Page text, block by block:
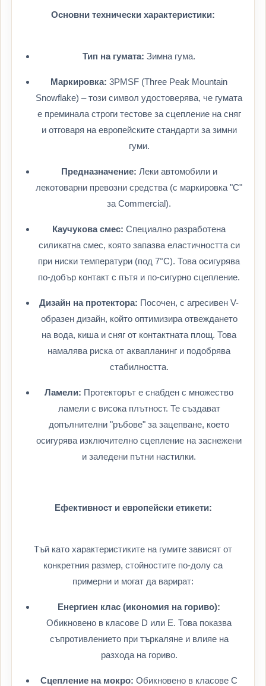
Основни технически характеристики:
Тип на гумата: Зимна гума.
Маркировка: 3PMSF (Three Peak Mountain
Snowflake) – този символ удостоверява, че гумата
е преминала строги тестове за сцепление на сняг
и отговаря на европейските стандарти за зимни
гуми.
Предназначение: Леки автомобили и
лекотоварни превозни средства (с маркировка "C"
за Commercial).
Каучукова смес: Специално разработена
силикатна смес, която запазва еластичността си
при ниски температури (под 7°C). Това осигурява
по-добър контакт с пътя и по-сигурно сцепление.
Дизайн на протектора: Посочен, с агресивен V-
образен дизайн, който оптимизира отвеждането
на вода, киша и сняг от контактната площ. Това
намалява риска от аквапланинг и подобрява
стабилността.
Ламели: Протекторът е снабден с множество
ламели с висока плътност. Те създават
допълнителни "ръбове" за зацепване, което
осигурява изключително сцепление на заснежени
и заледени пътни настилки.
Ефективност и европейски етикети:
Тъй като характеристиките на гумите зависят от
конкретния размер, стойностите по-долу са
примерни и могат да варират:
Енергиен клас (икономия на гориво):
Обикновено в класове D или E. Това показва
съпротивлението при търкаляне и влияе на
разхода на гориво.
Сцепление на мокро: Обикновено в класове C